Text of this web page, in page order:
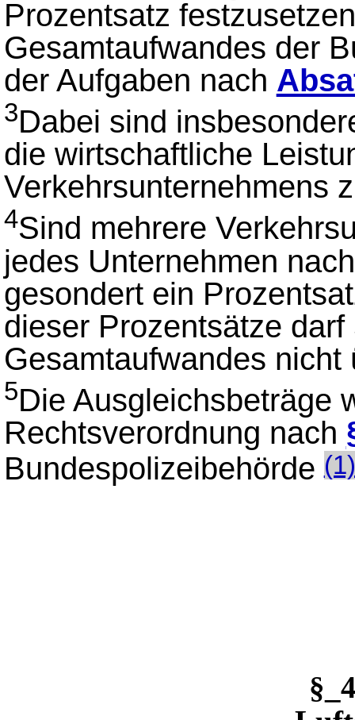
Prozentsatz
Gesamtaufwandes der
der Aufgaben nach
3Dabei sind
die wirtschaftliche
Verkehrsunternehmens
4Sind mehrere
jedes Unternehmen
gesondert ein
dieser Prozentsätze
Gesamtaufwandes nicht
5Die Ausgleichsbeträge
Rechtsverordnung nach
Bundespolizeibehörde(1)